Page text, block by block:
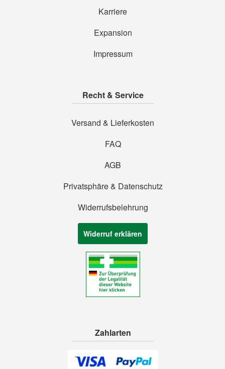
Karriere
Expansion
Impressum
Recht & Service
Versand & Lieferkosten
FAQ
AGB
Privatsphäre & Datenschutz
Widerrufsbelehrung
Widerruf erklären
Zahlarten